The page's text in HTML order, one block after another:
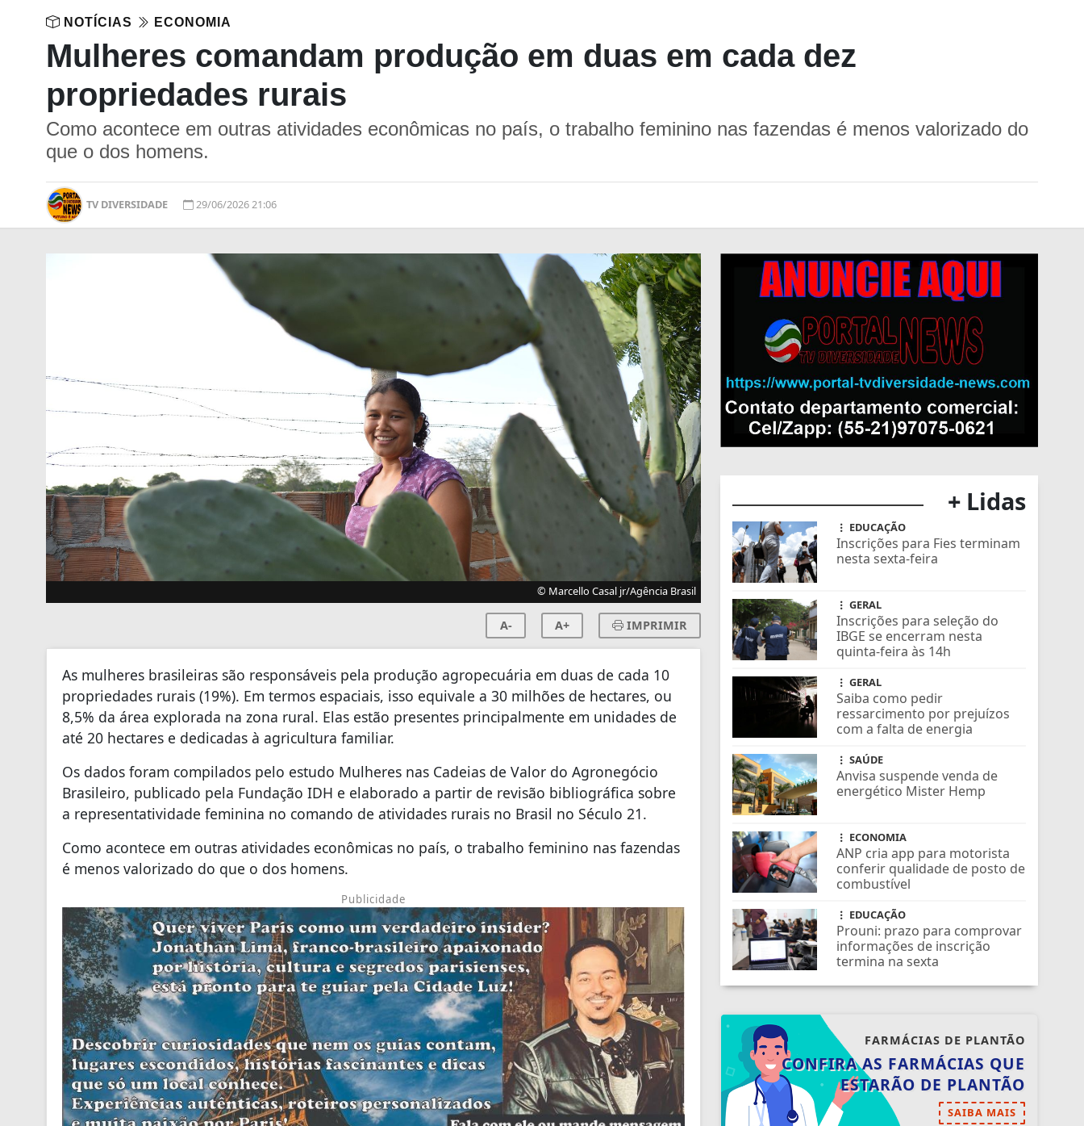
NOTÍCIAS ECONOMIA
Mulheres comandam produção em duas em cada dez
propriedades rurais
Como acontece em outras atividades econômicas no país, o trabalho feminino nas fazendas é menos valorizado do
que o dos homens.
TV DIVERSIDADE 29/06/2026 21:06
© Marcello Casal jr/Agência Brasil
A- A+ IMPRIMIR
As mulheres brasileiras são responsáveis pela produção agropecuária em duas de cada 10
propriedades rurais (19%). Em termos espaciais, isso equivale a 30 milhões de hectares, ou
8,5% da área explorada na zona rural. Elas estão presentes principalmente em unidades de
até 20 hectares e dedicadas à agricultura familiar.
Os dados foram compilados pelo estudo Mulheres nas Cadeias de Valor do Agronegócio
Brasileiro, publicado pela Fundação IDH e elaborado a partir de revisão bibliográfica sobre
a representatividade feminina no comando de atividades rurais no Brasil no Século 21.
Como acontece em outras atividades econômicas no país, o trabalho feminino nas fazendas
é menos valorizado do que o dos homens.
Publicidade
+ Lidas
EDUCAÇÃO
Inscrições para Fies terminam
nesta sexta-feira
GERAL
Inscrições para seleção do
IBGE se encerram nesta
quinta-feira às 14h
GERAL
Saiba como pedir
ressarcimento por prejuízos
com a falta de energia
SAÚDE
Anvisa suspende venda de
energético Mister Hemp
ECONOMIA
ANP cria app para motorista
conferir qualidade de posto de
combustível
EDUCAÇÃO
Prouni: prazo para comprovar
informações de inscrição
termina na sexta
FARMÁCIAS DE PLANTÃO
CONFIRA AS FARMÁCIAS QUE
ESTARÃO DE PLANTÃO
SAIBA MAIS